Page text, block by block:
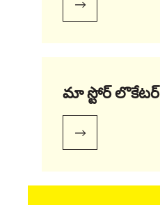
మా స్టోర్ లొకేటర్